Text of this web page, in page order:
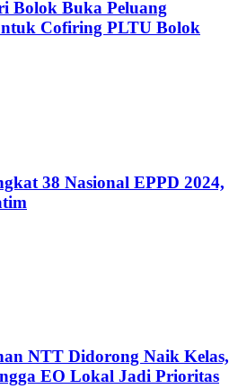
Bolok Buka Peluang
Cofiring PLTU Bolok
38 Nasional EPPD 2024,
NTT Didorong Naik Kelas,
EO Lokal Jadi Prioritas